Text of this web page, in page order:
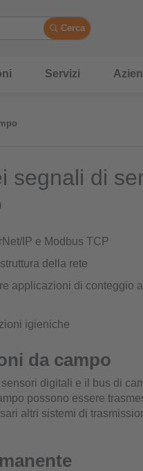
Cerca
Servizi
segnali di
IP e Modbus TCP
della rete
applicazioni di conteggio
igieniche
da campo
digitali e il bus di
possono essere
altri sistemi di